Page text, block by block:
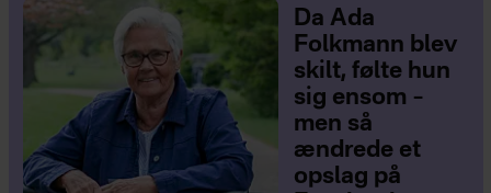
Da Ada
Folkmann blev
skilt, følte hun
sig ensom –
men så
ændrede et
opslag på